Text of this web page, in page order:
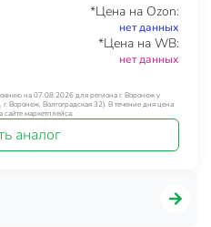
*Цена на Ozon:
нет данных
*Цена на WB:
нет данных
на 07.08.2026 для региона г. Воронеж у
Волгоградская 32). В течение дня цена
сайте маркетплейса.
аналог